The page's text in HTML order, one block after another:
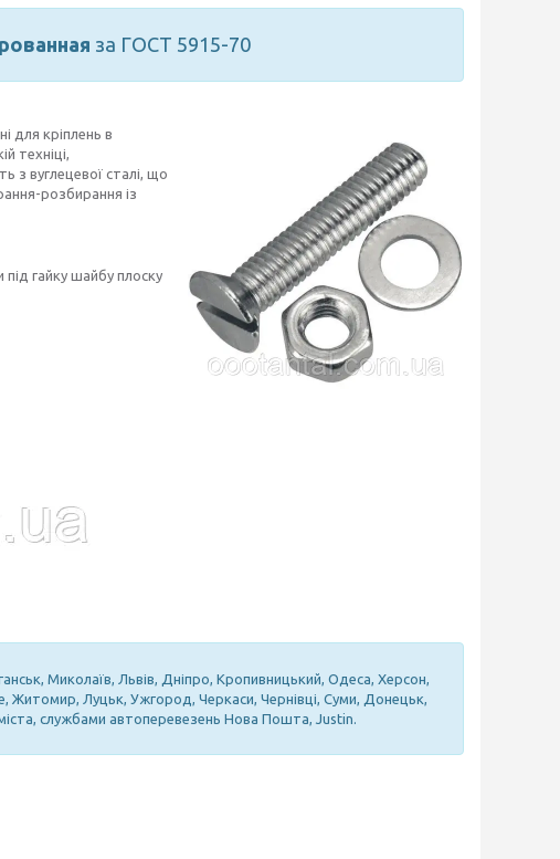
за ГОСТ 5915-70
для кріплень в
техніці,
з вуглецевої сталі, що
розбирання із
гайку шайбу плоску
Миколаїв, Львів, Дніпро, Кропивницький, Одеса, Херсон,
Житомир, Луцьк, Ужгород, Черкаси, Чернівці, Суми, Донецьк,
службами автоперевезень Нова Пошта, Justin.